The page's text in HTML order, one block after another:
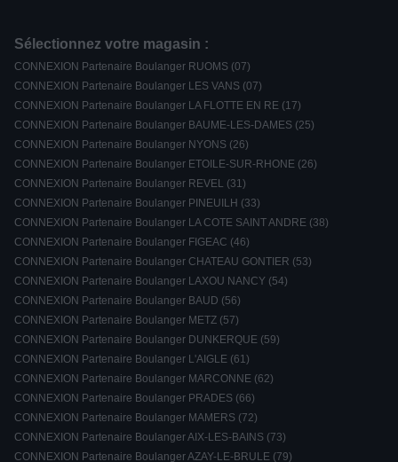
Sélectionnez votre magasin :
CONNEXION Partenaire Boulanger RUOMS (07)
CONNEXION Partenaire Boulanger LES VANS (07)
CONNEXION Partenaire Boulanger LA FLOTTE EN RE (17)
CONNEXION Partenaire Boulanger BAUME-LES-DAMES (25)
CONNEXION Partenaire Boulanger NYONS (26)
CONNEXION Partenaire Boulanger ETOILE-SUR-RHONE (26)
CONNEXION Partenaire Boulanger REVEL (31)
CONNEXION Partenaire Boulanger PINEUILH (33)
CONNEXION Partenaire Boulanger LA COTE SAINT ANDRE (38)
CONNEXION Partenaire Boulanger FIGEAC (46)
CONNEXION Partenaire Boulanger CHATEAU GONTIER (53)
CONNEXION Partenaire Boulanger LAXOU NANCY (54)
CONNEXION Partenaire Boulanger BAUD (56)
CONNEXION Partenaire Boulanger METZ (57)
CONNEXION Partenaire Boulanger DUNKERQUE (59)
CONNEXION Partenaire Boulanger L'AIGLE (61)
CONNEXION Partenaire Boulanger MARCONNE (62)
CONNEXION Partenaire Boulanger PRADES (66)
CONNEXION Partenaire Boulanger MAMERS (72)
CONNEXION Partenaire Boulanger AIX-LES-BAINS (73)
CONNEXION Partenaire Boulanger AZAY-LE-BRULE (79)